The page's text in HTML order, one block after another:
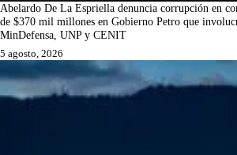
Abelardo De La Espriella denuncia corrupción en
de $370 mil millones en Gobierno Petro que
MinDefensa, UNP y CENIT
5 agosto, 2026